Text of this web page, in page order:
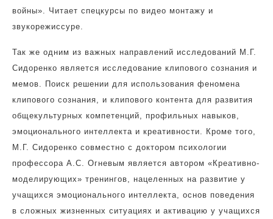
войны». Читает спецкурсы по видео монтажу и
звукорежиссуре.
Так же одним из важных направлений исследований М.Г.
Сидоренко является исследование клипового сознания и
мемов. Поиск решении для использования феномена
клипового сознания, и клипового контента для развития
общекультурных компетенций, профильных навыков,
эмоционального интеллекта и креативности. Кроме того,
М.Г. Сидоренко совместно с доктором психологии
профессора А.С. Огневым является автором «Креативно-
моделирующих» тренингов, нацеленных на развитие у
учащихся эмоционального интеллекта, основ поведения
в сложных жизненных ситуациях и активацию у учащихся